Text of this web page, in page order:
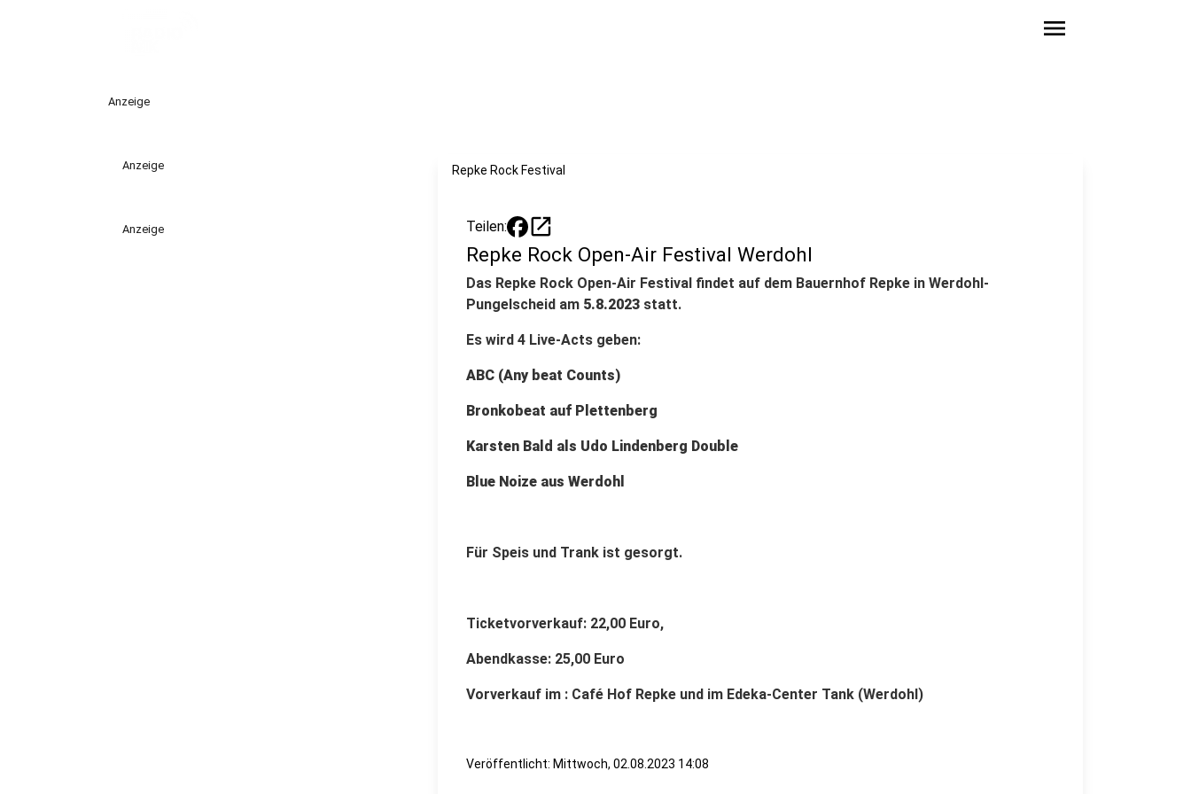
menu
Anzeige
Anzeige
Anzeige
Repke Rock Festival
Teilen: open_in_new
Repke Rock Open-Air Festival Werdohl
Das Repke Rock Open-Air Festival findet auf dem Bauernhof Repke in Werdohl-
Pungelscheid am 5.8.2023 statt.
Es wird 4 Live-Acts geben:
ABC (Any beat Counts)
Bronkobeat auf Plettenberg
Karsten Bald als Udo Lindenberg Double
Blue Noize aus Werdohl
Für Speis und Trank ist gesorgt.
Ticketvorverkauf: 22,00 Euro,
Abendkasse: 25,00 Euro
Vorverkauf im : Café Hof Repke und im Edeka-Center Tank (Werdohl)
Veröffentlicht: Mittwoch, 02.08.2023 14:08